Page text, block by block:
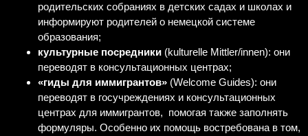
родительских собраниях в детских садах и школах и
информируют родителей о немецкой системе
образования;
культурные посредники (kulturelle Mittler/innen): они
переводят в консультационных центрах;
«гиды для иммигрантов» (Welcome Guides): они
переводят в госучреждениях и консультационных
центрах для иммигрантов, помогая также заполнять
формуляры. Особенно их помощь востребована в том,